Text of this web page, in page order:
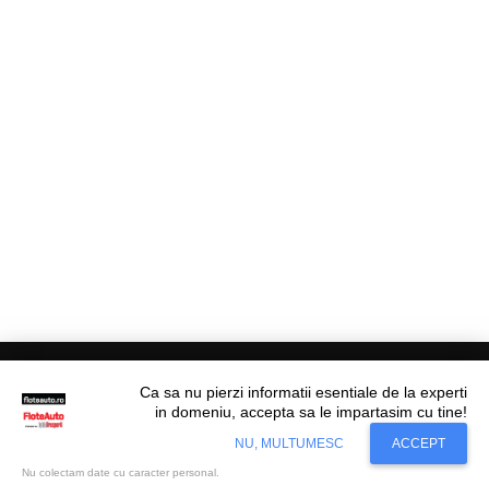
© Flote Auto. Toate drepturile rezervate.
JuridicFinanciarAnalize De Piață Transporturi
Situl nostru utilizeaza cookies. Ce inseamna
Accept
Ca sa nu pierzi informatii esentiale de la experti
in domeniu, accepta sa le impartasim cu tine!
NU, MULTUMESC ACCEPT
Nu colectam date cu caracter personal.